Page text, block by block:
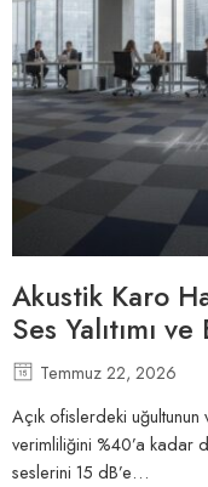
Akustik Karo
Ses Yalıtımı
Temmuz 22, 2026
Açık ofislerdeki uğultunun
verimliliğini %40’a kadar
seslerini 15 dB’e…